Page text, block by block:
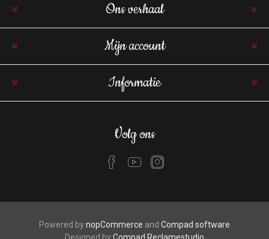
Ons verhaal
Mijn account
Informatie
Volg ons
Powered bynopCommerce and Compad software